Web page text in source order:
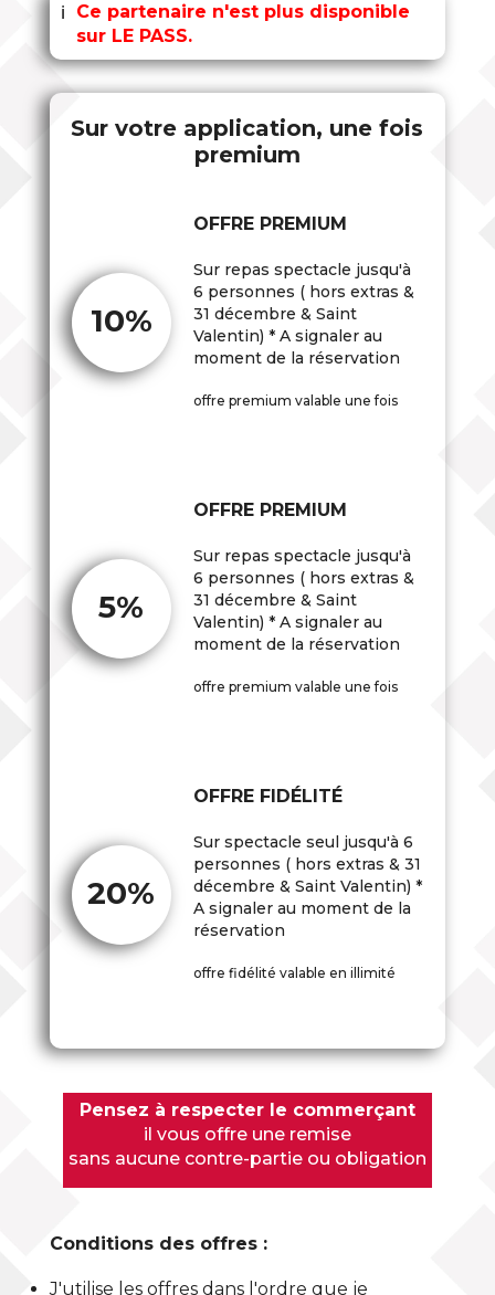
ℹ
Ce partenaire n'est plus disponible
sur LE PASS.
Sur votre application, une fois
premium
10%
OFFRE PREMIUM
Sur repas spectacle jusqu'à
6 personnes ( hors extras &
31 décembre & Saint
Valentin) * A signaler au
moment de la réservation
offre premium valable une fois
5%
OFFRE PREMIUM
Sur repas spectacle jusqu'à
6 personnes ( hors extras &
31 décembre & Saint
Valentin) * A signaler au
moment de la réservation
offre premium valable une fois
20%
OFFRE FIDÉLITÉ
Sur spectacle seul jusqu'à 6
personnes ( hors extras & 31
décembre & Saint Valentin) *
A signaler au moment de la
réservation
offre fidélité valable en illimité
Pensez à respecter le commerçant
il vous offre une remise
sans aucune contre-partie ou obligation
Conditions des offres :
J'utilise les offres dans l'ordre que je